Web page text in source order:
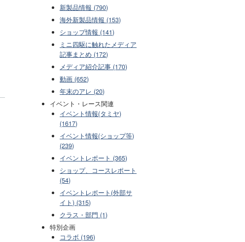
新製品情報 (790)
海外新製品情報 (153)
ショップ情報 (141)
ミニ四駆に触れたメディア
記事まとめ (172)
メディア紹介記事 (170)
動画 (652)
年末のアレ (20)
イベント・レース関連
イベント情報(タミヤ)
(1617)
イベント情報(ショップ等)
(239)
イベントレポート (365)
ショップ、コースレポート
(54)
イベントレポート(外部サ
イト) (315)
クラス・部門 (1)
特別企画
コラボ (196)